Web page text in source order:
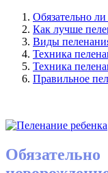
Обязательно
Как лучше
Виды
Техника
Техника
Правильное